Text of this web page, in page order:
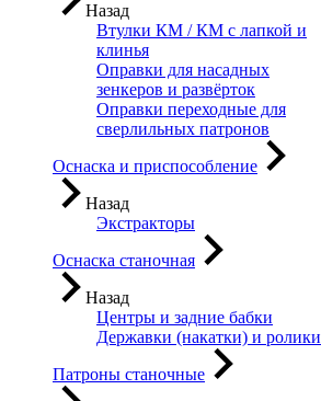
Назад
Втулки КМ / КМ с лапкой и
клинья
Оправки для насадных
зенкеров и развёрток
Оправки переходные для
сверлильных патронов
Оснаска и приспособление
Назад
Экстракторы
Оснаска станочная
Назад
Центры и задние бабки
Державки (накатки) и ролики
Патроны станочные